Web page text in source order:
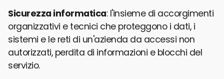
Sicurezza informatica: l'insieme di accorgimenti
organizzativi e tecnici che proteggono i dati, i
sistemi e le reti di un'azienda da accessi non
autorizzati, perdita di informazioni e blocchi del
servizio.